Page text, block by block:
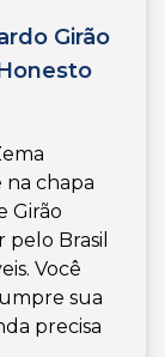
Girão
na chapa
Girão
Brasil
Você
sua
precisa